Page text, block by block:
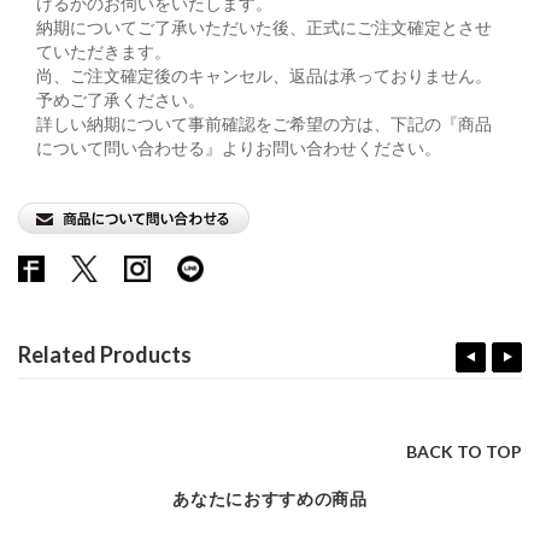
納期についてご了承いただいた後、正式にご注文確定とさせ
ていただきます。
尚、ご注文確定後のキャンセル、返品は承っておりません。
予めご了承ください。
詳しい納期について事前確認をご希望の方は、下記の『商品
について問い合わせる』よりお問い合わせください。
Related Products
BACK TO TOP
あなたにおすすめの商品